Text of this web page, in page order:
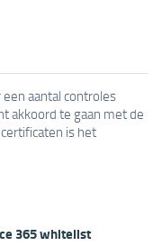
aantal controles
akkoord te gaan met de
is het
365 whitelist